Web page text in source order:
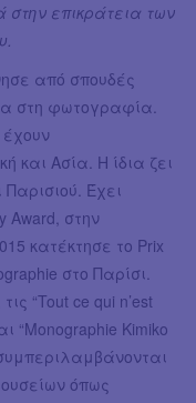
στην επικράτεια των
από σπουδές
στη φωτογραφία.
έχουν
και Ασία. Η ίδια ζει
Έχει
Award, στην
κατέκτησε το Prix
στο Παρίσι.
“Tout ce qui n’est
“Monographie Kimiko
όπως